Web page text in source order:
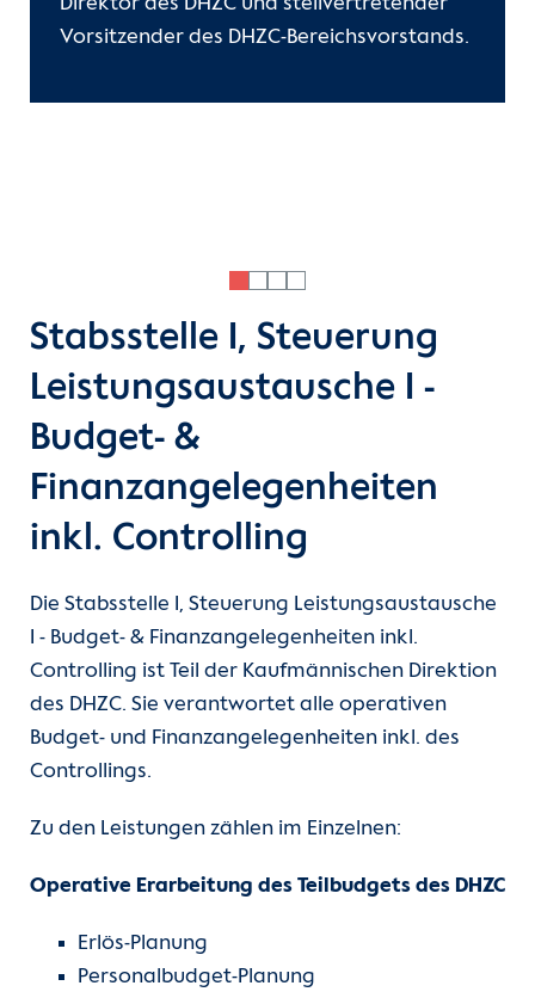
Vorsitzender des DHZC-Bereichsvorstands.
Stabsstelle I, Steuerung
Leistungsaustausche I -
Budget- &
Finanzangelegenheiten
inkl. Controlling
Die Stabsstelle I, Steuerung Leistungsaustausche
I - Budget- & Finanzangelegenheiten inkl.
Controlling ist Teil der Kaufmännischen Direktion
des DHZC. Sie verantwortet alle operativen
Budget- und Finanzangelegenheiten inkl. des
Controllings.
Zu den Leistungen zählen im Einzelnen:
Operative Erarbeitung des Teilbudgets des DHZC
Erlös-Planung
Personalbudget-Planung